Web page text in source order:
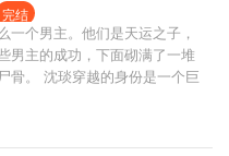
完结
一个男主。他们是天运之子，
男主的成功，下面砌满了一堆
骨。 沈琰穿越的身份是一个巨
得到奖励？ 掠夺主角的机
一切，都是我的！ 舔狗是不可